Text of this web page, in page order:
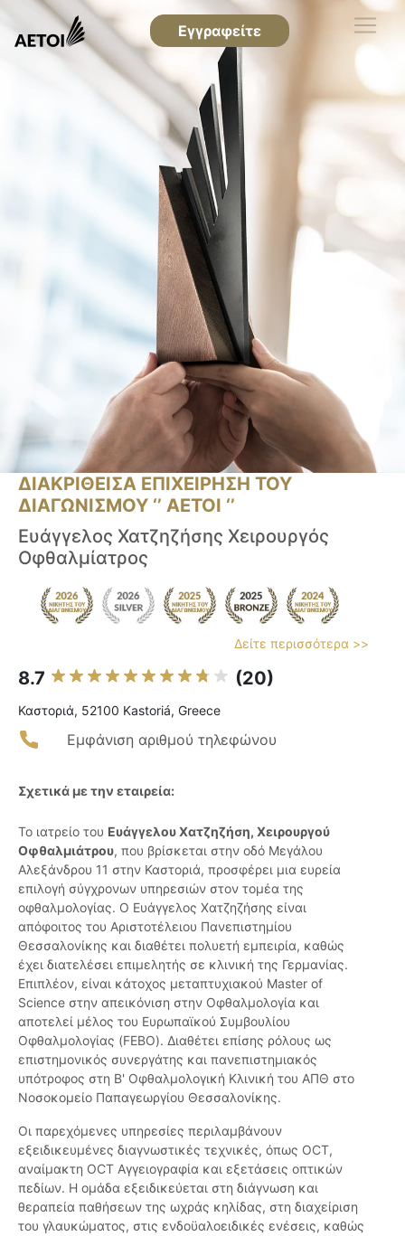
Εγγραφείτε
ΔΙΑΚΡΙΘΕΙΣΑ ΕΠΙΧΕΙΡΗΣΗ ΤΟΥ
ΔΙΑΓΩΝΙΣΜΟΥ ‘’ ΑΕΤΟΙ ‘’
Ευάγγελος Χατζηζήσης Χειρουργός
Οφθαλμίατρος
Δείτε περισσότερα >>
8.7 (20)
Καστοριά, 52100 Kastoriá, Greece
Εμφάνιση αριθμού τηλεφώνου
Σχετικά με την εταιρεία:
Το ιατρείο του Ευάγγελου Χατζηζήση, Χειρουργού
Οφθαλμιάτρου, που βρίσκεται στην οδό Μεγάλου
Αλεξάνδρου 11 στην Καστοριά, προσφέρει μια ευρεία
επιλογή σύγχρονων υπηρεσιών στον τομέα της
οφθαλμολογίας. Ο Ευάγγελος Χατζηζήσης είναι
απόφοιτος του Αριστοτέλειου Πανεπιστημίου
Θεσσαλονίκης και διαθέτει πολυετή εμπειρία, καθώς
έχει διατελέσει επιμελητής σε κλινική της Γερμανίας.
Επιπλέον, είναι κάτοχος μεταπτυχιακού Master of
Science στην απεικόνιση στην Οφθαλμολογία και
αποτελεί μέλος του Ευρωπαϊκού Συμβουλίου
Οφθαλμολογίας (FEBO). Διαθέτει επίσης ρόλους ως
επιστημονικός συνεργάτης και πανεπιστημιακός
υπότροφος στη Β' Οφθαλμολογική Κλινική του ΑΠΘ στο
Νοσοκομείο Παπαγεωργίου Θεσσαλονίκης.
Οι παρεχόμενες υπηρεσίες περιλαμβάνουν
εξειδικευμένες διαγνωστικές τεχνικές, όπως OCT,
αναίμακτη OCT Αγγειογραφία και εξετάσεις οπτικών
πεδίων. Η ομάδα εξειδικεύεται στη διάγνωση και
θεραπεία παθήσεων της ωχράς κηλίδας, στη διαχείριση
του γλαυκώματος, στις ενδοϋαλοειδικές ενέσεις, καθώς